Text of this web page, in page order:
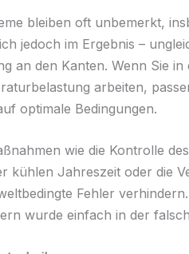
bleiben oft unbemerkt,
jedoch im Ergebnis –
an den Kanten. Wenn Sie
arbeiten,
optimale Bedingungen.
wie die Kontrolle
kühlen Jahreszeit oder die
Fehler
wurde einfach in der